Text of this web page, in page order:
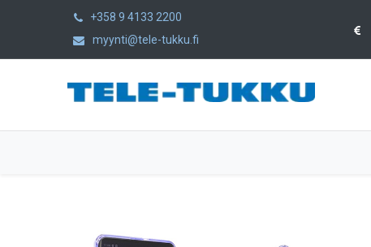
+358 9 4133 2200
myynti@tele-tukku.fi